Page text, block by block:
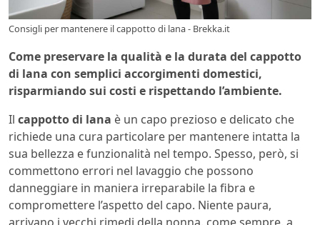
Consigli per mantenere il cappotto di lana - Brekka.it
Come preservare la qualità e la durata del cappotto
di lana con semplici accorgimenti domestici,
risparmiando sui costi e rispettando l’ambiente.
Il cappotto di lana è un capo prezioso e delicato che
richiede una cura particolare per mantenere intatta la
sua bellezza e funzionalità nel tempo. Spesso, però, si
commettono errori nel lavaggio che possono
danneggiare in maniera irreparabile la fibra e
compromettere l’aspetto del capo. Niente paura,